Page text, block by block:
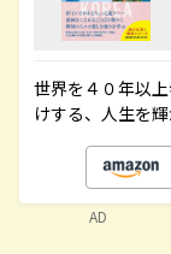
世界を４０年以
けする、人生を
AD